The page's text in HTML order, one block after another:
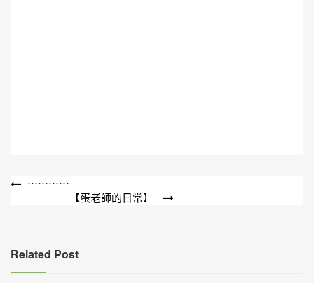
文
覽
⋯⋯⋯⋯
【蛋老師的日常】
Related Post